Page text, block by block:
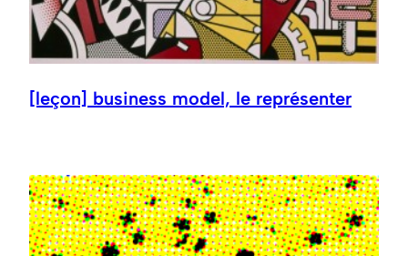
[leçon] business model, le représenter